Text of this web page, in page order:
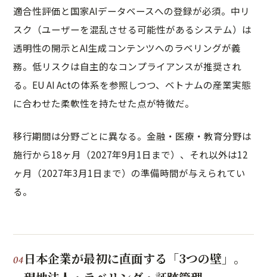
適合性評価と国家AIデータベースへの登録が必須。中リ
スク（ユーザーを混乱させる可能性があるシステム）は
透明性の開示とAI生成コンテンツへのラベリングが義
務。低リスクは自主的なコンプライアンスが推奨され
る。EU AI Actの体系を参照しつつ、ベトナムの産業実態
に合わせた柔軟性を持たせた点が特徴だ。
移行期間は分野ごとに異なる。金融・医療・教育分野は
施行から18ヶ月（2027年9月1日まで）、それ以外は12
ヶ月（2027年3月1日まで）の準備時間が与えられてい
る。
日本企業が最初に直面する「3つの壁」。